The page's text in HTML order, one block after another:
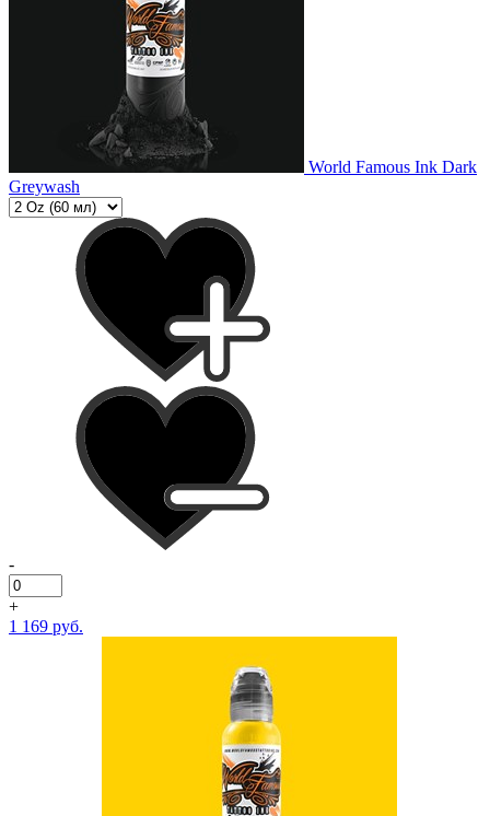
World Famous Ink Dark
Greywash
-
+
1 169 руб.